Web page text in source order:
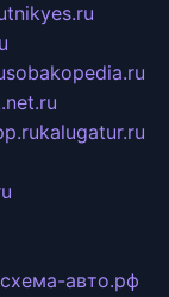
sobakopedia.ru
kalugatur.ru
схема-авто.рф